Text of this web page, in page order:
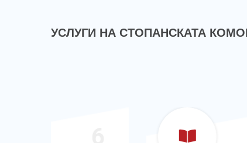
УСЛУГИ НА СТОПАНСКАТА
7